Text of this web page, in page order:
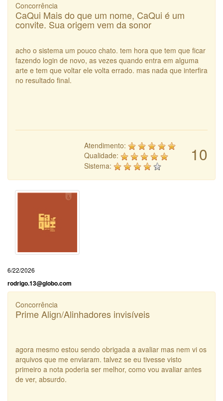
Concorrência
CaQui Mais do que um nome, CaQui é um
convite. Sua origem vem da sonor
acho o sistema um pouco chato. tem hora que tem que ficar
fazendo login de novo, as vezes quando entra em alguma
arte e tem que voltar ele volta errado. mas nada que interfira
no resultado final.
10
Atendimento:
Qualidade:
Sistema:
6/22/2026
rodrigo.13@globo.com
Concorrência
Prime Align/Alinhadores invisíveis
agora mesmo estou sendo obrigada a avaliar mas nem vi os
arquivos que me enviaram. talvez se eu tivesse visto
primeiro a nota poderia ser melhor, como vou avaliar antes
de ver, absurdo.